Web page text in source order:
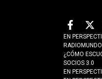
EN
¿CÓMO
SOCIOS 3.0
EN